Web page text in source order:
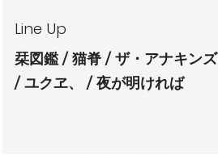
Line Up
栞図鑑 猫脊
ザ・アナキンズ
ユクヱ、
夜が明ければ